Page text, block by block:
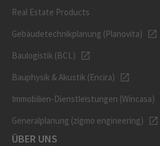
Real Estate Products
Gebäudetechnikplanung (Planovita)
Baulogistik (BCL)
Bauphysik & Akustik (Encira)
Immobilien-Dienstleistungen (Wincasa)
Generalplanung (zigmo engineering)
ÜBER UNS